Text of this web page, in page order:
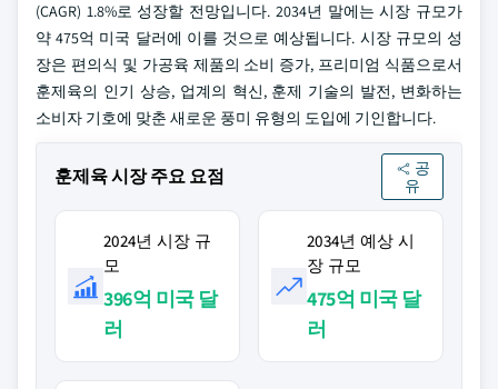
(CAGR) 1.8%로 성장할 전망입니다. 2034년 말에는 시장 규모가
약 475억 미국 달러에 이를 것으로 예상됩니다. 시장 규모의 성
장은 편의식 및 가공육 제품의 소비 증가, 프리미엄 식품으로서
훈제육의 인기 상승, 업계의 혁신, 훈제 기술의 발전, 변화하는
소비자 기호에 맞춘 새로운 풍미 유형의 도입에 기인합니다.
훈제육 시장 주요 요점
공
유
2024년 시장 규
모
396억 미국 달
러
2034년 예상 시
장 규모
475억 미국 달
러